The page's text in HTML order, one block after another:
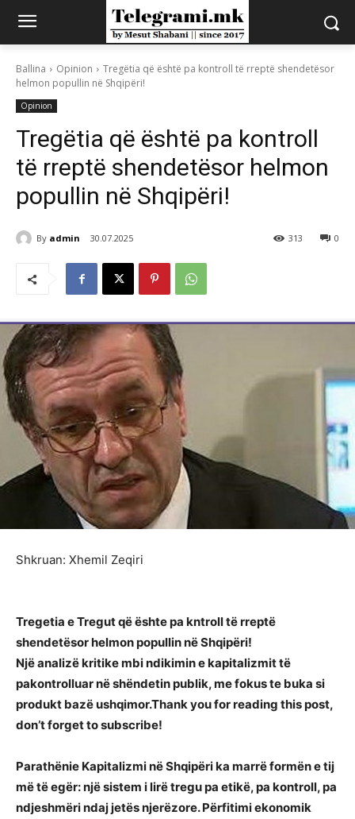
Ballina Opinion
Tregëtia që është pa kontroll të rreptë shendetësor
helmon popullin në Shqipëri!
Opinion
Tregëtia që është pa kontroll
të rreptë shendetësor helmon
popullin në Shqipëri!
By admin 30.07.2025 0
313
Shkruan: Xhemil Zeqiri
Tregetia e Tregut që ështe pa kntroll të rreptë
shendetësor helmon popullin në Shqipëri!
Një analizë kritike mbi ndikimin e kapitalizmit të
pakontrolluar në shëndetin publik, me fokus te buka si
produkt bazë ushqimor.Thank you for reading this post,
don’t forget to subscribe!
Parathënie Kapitalizmi në Shqipëri ka marrë formën e tij
më të egër: një sistem i lirë tregu pa etikë, pa kontroll, pa
ndjeshmëri ndaj jetës njerëzore. Përfitimi ekonomik